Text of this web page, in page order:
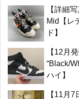
【詳細
Mid【レ
ド】
【12月
“Black/
ハイ】
【11月